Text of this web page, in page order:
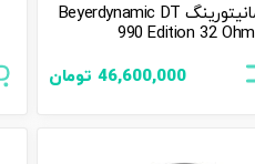
هدفون مانیتورینگ Beyerdynamic DT
990 Edition 32 Ohm
46,600,000 تومان